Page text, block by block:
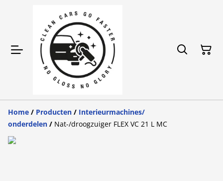
Home / Producten / Interieurmachines/
onderdelen / Nat-/droogzuiger FLEX VC 21 L MC